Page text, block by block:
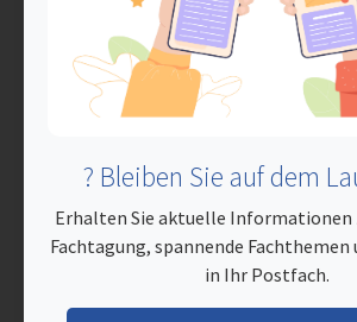
? Bleiben Sie auf dem
Erhalten Sie aktuelle
Fachtagung, spannende Fachthemen
in Ihr Postfach.